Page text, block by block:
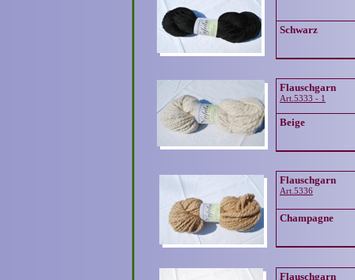
Schwarz
Flauschgarn
Art.5333 - 1
Beige
Flauschgarn
Art.5336
Champagne
Flauschgarn